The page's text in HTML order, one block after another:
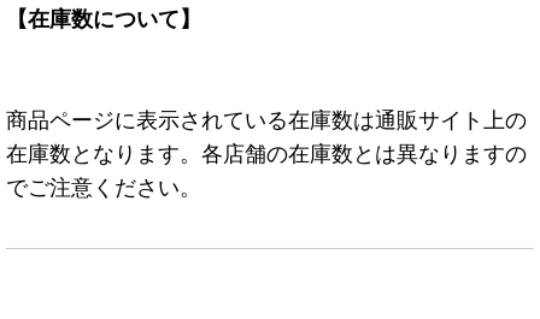
【在庫数について】
商品ページに表示されている在庫数は通販サイト上の
在庫数となります。各店舗の在庫数とは異なりますの
でご注意ください。